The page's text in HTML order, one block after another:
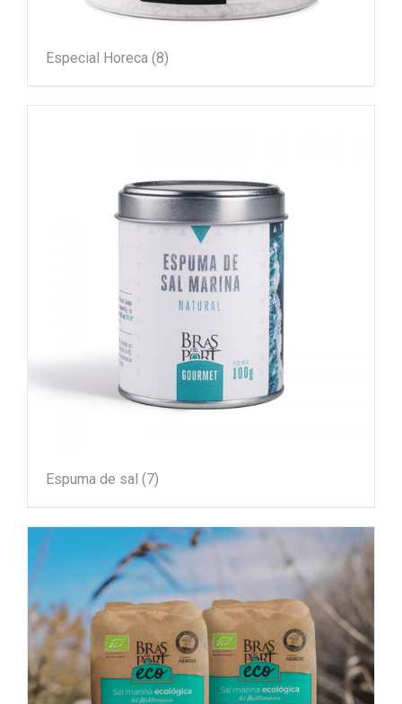
Especial Horeca (8)
Espuma de sal (7)